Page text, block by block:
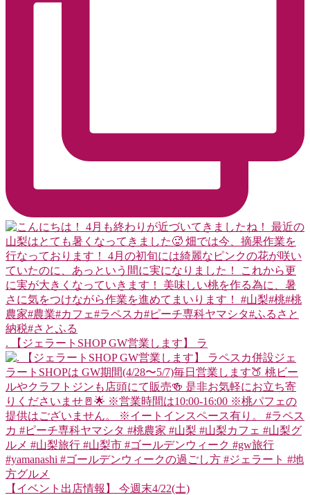
. 【ジェラートSHOP GW営業します】 ラ
【イベント出店情報】 今週末4/22(土)